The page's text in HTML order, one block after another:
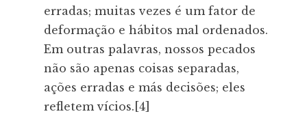
erradas; muitas vezes é um fator de
deformação e hábitos mal ordenados.
Em outras palavras, nossos pecados
não são apenas coisas separadas,
ações erradas e más decisões; eles
refletem vícios.[4]